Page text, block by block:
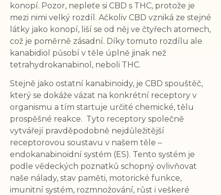
konopí. Pozor, nepleťe si CBD s THC, protože je
mezi nimi velký rozdíl. Ačkoliv CBD vzniká ze stejné
látky jako konopí, liší se od něj ve čtyřech atomech,
což je poměrně zásadní. Díky tomuto rozdílu ale
kanabidiol působí v těle úplně jinak než
tetrahydrokanabinol, neboli THC.
Stejně jako ostatní kanabinoidy, je CBD spouštěč,
který se dokáže vázat na konkrétní receptory v
organismu a tím startuje určité chemické, tělu
prospěšné reakce. Tyto receptory společně
vytvářejí pravděpodobně nejdůležitější
receptorovou soustavu v našem těle –
endokanabinoidní systém (ES). Tento systém je
podle vědeckých poznatků schopný ovlivňovat
naše nálady, stav paměti, motorické funkce,
imunitní systém, rozmnožování, růst i veškeré